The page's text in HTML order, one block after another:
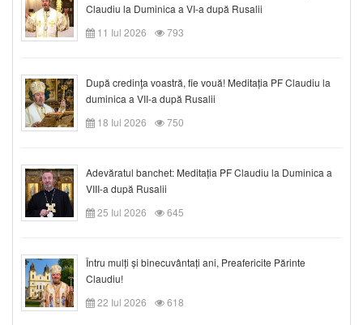
Claudiu la Duminica a VI-a după Rusalii
11 Iul 2026
793
După credinţa voastră, fie vouă! Meditația PF Claudiu la
duminica a VII-a după Rusalii
18 Iul 2026
750
Adevăratul banchet: Meditația PF Claudiu la Duminica a
VIII-a după Rusalii
25 Iul 2026
645
Întru mulți și binecuvântați ani, Preafericite Părinte
Claudiu!
22 Iul 2026
618